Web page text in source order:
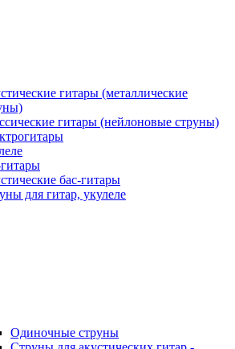
гитары (металлические
гитары (нейлоновые струны)
бас-гитары
для гитар, укулеле
Одиночные струны